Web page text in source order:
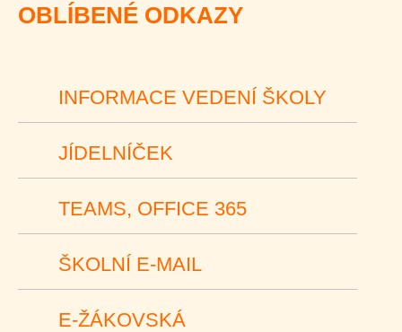
OBLÍBENÉ ODKAZY
INFORMACE VEDENÍ ŠKOLY
JÍDELNÍČEK
TEAMS, OFFICE 365
ŠKOLNÍ E-MAIL
E-ŽÁKOVSKÁ